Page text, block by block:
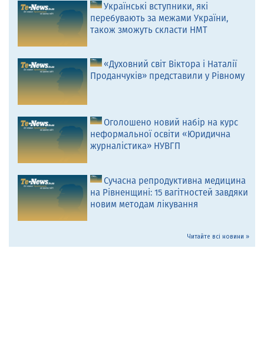
Українські вступники, які
перебувають за межами України,
також зможуть скласти НМТ
«Духовний світ Віктора і Наталії
Проданчуків» представили у Рівному
Оголошено новий набір на курс
неформальної освіти «Юридична
журналістика» НУВГП
Сучасна репродуктивна медицина
на Рівненщині: 15 вагітностей завдяки
новим методам лікування
Читайте всі новини »